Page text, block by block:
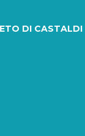
DI CASTALDI